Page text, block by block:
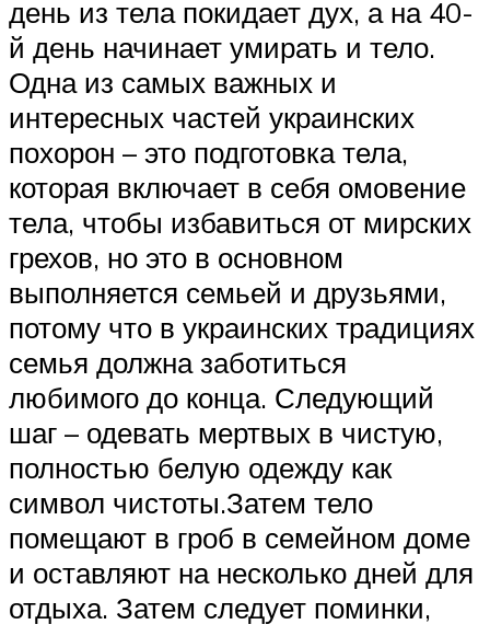
день из тела покидает дух, а на 40-
й день начинает умирать и тело.
Одна из самых важных и
интересных частей украинских
похорон – это подготовка тела,
которая включает в себя омовение
тела, чтобы избавиться от мирских
грехов, но это в основном
выполняется семьей и друзьями,
потому что в украинских традициях
семья должна заботиться
любимого до конца. Следующий
шаг – одевать мертвых в чистую,
полностью белую одежду как
символ чистоты.Затем тело
помещают в гроб в семейном доме
и оставляют на несколько дней для
отдыха. Затем следует поминки,